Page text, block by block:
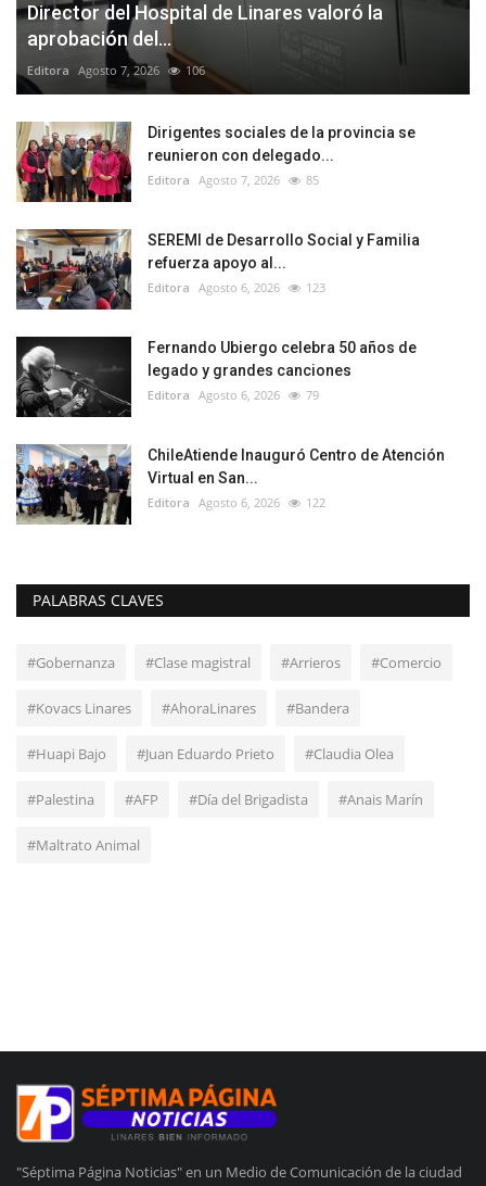
Director del Hospital de Linares valoró la
aprobación del...
Editora Agosto 7, 2026 106
Dirigentes sociales de la provincia se
reunieron con delegado...
Editora Agosto 7, 2026 85
SEREMI de Desarrollo Social y Familia
refuerza apoyo al...
Editora Agosto 6, 2026 123
Fernando Ubiergo celebra 50 años de
legado y grandes canciones
Editora Agosto 6, 2026 79
ChileAtiende Inauguró Centro de Atención
Virtual en San...
Editora Agosto 6, 2026 122
PALABRAS CLAVES
#Gobernanza #Clase magistral #Arrieros #Comercio
#Kovacs Linares #AhoraLinares #Bandera
#Huapi Bajo #Juan Eduardo Prieto #Claudia Olea
#Palestina #AFP #Día del Brigadista #Anais Marín
#Maltrato Animal
"Séptima Página Noticias" en un Medio de Comunicación de la ciudad